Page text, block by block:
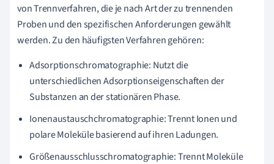
von Trennverfahren, die je nach Art der zu trennenden
Proben und den spezifischen Anforderungen gewählt
werden. Zu den häufigsten Verfahren gehören:
Adsorptionschromatographie: Nutzt die
unterschiedlichen Adsorptionseigenschaften der
Substanzen an der stationären Phase.
Ionenaustauschchromatographie: Trennt Ionen und
polare Moleküle basierend auf ihren Ladungen.
Größenausschlusschromatographie: Trennt Moleküle